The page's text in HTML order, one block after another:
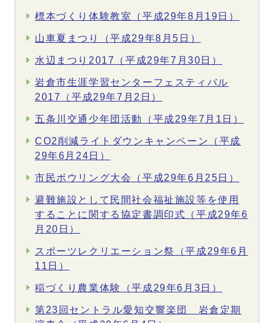
標本づくり体験教室（平成29年8月19日）
山車夏まつり（平成29年8月5日）
水辺まつり2017（平成29年7月30日）
岩倉市生涯学習センターフェスティバル
2017（平成29年7月2日）
五条川交通少年団活動（平成29年7月1日）
CO2削減ライトダウンキャンペーン（平成
29年6月24日）
市民ボウリング大会（平成29年6月25日）
避難施設として民間社会福祉施設等を使用
することに関する協定書調印式（平成29年6
月20日）
スポーツレクリエーション祭（平成29年6月
11日）
稲づくり農業体験（平成29年6月3日）
第23回セントラル愛知交響楽団 岩倉定期